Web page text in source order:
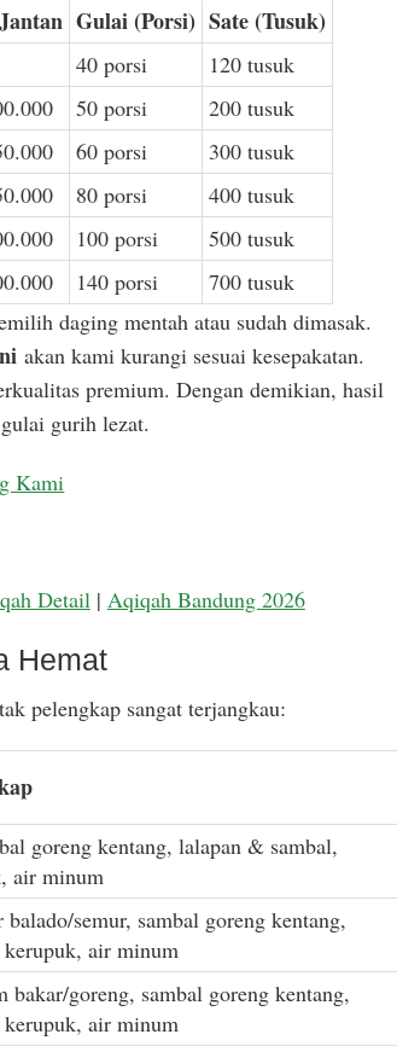
Gulai (Porsi) Sate (Tusuk)
40 porsi
120 tusuk
50 porsi
200 tusuk
60 porsi
300 tusuk
80 porsi
400 tusuk
100 porsi
500 tusuk
140 porsi 700 tusuk
daging mentah atau sudah dimasak.
akan kami kurangi sesuai kesepakatan.
premium. Dengan demikian, hasil
gurih lezat.
Kami
Detail| Aqiqah Bandung 2026
Hemat
pelengkap sangat terjangkau:
goreng kentang, lalapan & sambal,
air minum
semur, sambal goreng kentang,
air minum
bakar/goreng, sambal goreng kentang,
air minum